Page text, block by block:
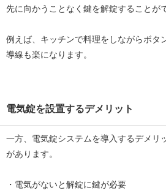
先に向かうことなく鍵を解錠することが
例えば、キッチンで料理をしながらボタ
導線も楽になります。
電気錠を設置するデメリット
一方、電気錠システムを導入するデメリ
があります。
・電気がないと解錠に鍵が必要